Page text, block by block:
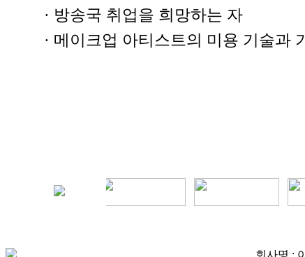
· 방송국 취업을 희망하는 자
· 메이크업 아티스트의 미용 기술과